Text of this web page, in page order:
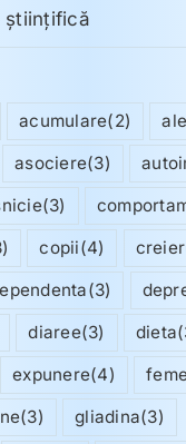
științifică
acumulare(2)
asociere(3)
(3)
copii(4) creier
(3)
diaree(3) dieta
expunere(4)
(3) gliadina(3)